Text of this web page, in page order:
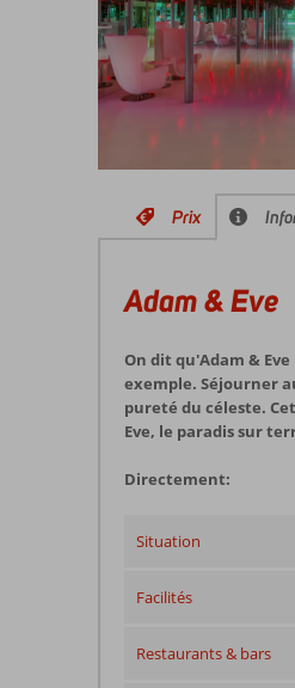
Prix
Adam & Eve
On dit qu'Adam &
exemple. Séjourner
pureté du céleste.
Eve, le paradis sur
Directement:
Situation
Facilités
Restaurants & bars